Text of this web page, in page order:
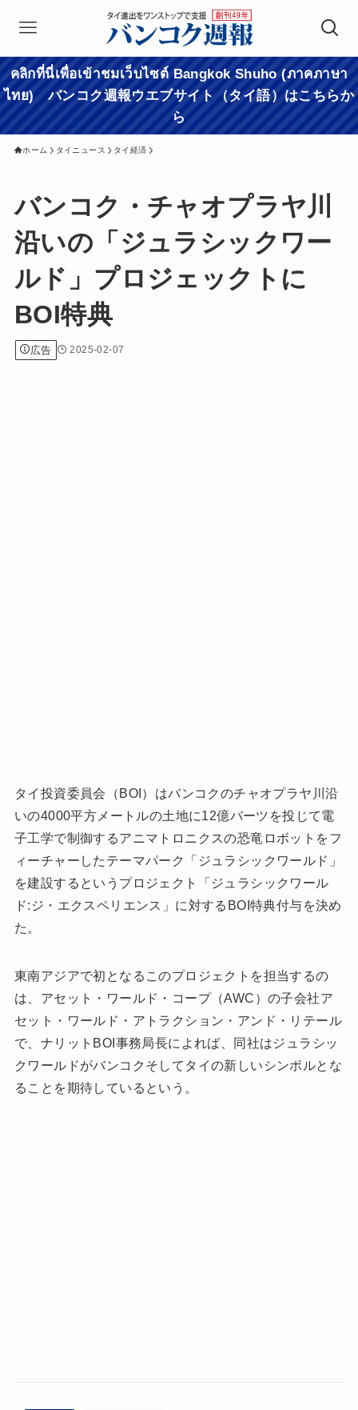
คลิกที่นี่เพื่อเข้าชมเว็บไซต์ Bangkok Shuho (ภาคภาษา
ไทย) バンコク週報ウエブサイト（タイ語）はこちらか
ら
ホーム タイニュース タイ経済
バンコク・チャオプラヤ川
沿いの「ジュラシックワー
ルド」プロジェックトに
BOI特典
広告 2025-02-07
タイ投資委員会（BOI）はバンコクのチャオプラヤ川沿
いの4000平方メートルの土地に12億バーツを投じて電
子工学で制御するアニマトロニクスの恐竜ロボットをフ
ィーチャーしたテーマパーク「ジュラシックワールド」
を建設するというプロジェクト「ジュラシックワール
ド:ジ・エクスペリエンス」に対するBOI特典付与を決め
た。
東南アジアで初となるこのプロジェクトを担当するの
は、アセット・ワールド・コープ（AWC）の子会社ア
セット・ワールド・アトラクション・アンド・リテール
で、ナリットBOI事務局長によれば、同社はジュラシッ
クワールドがバンコクそしてタイの新しいシンボルとな
ることを期待しているという。